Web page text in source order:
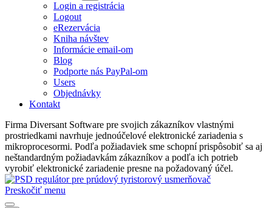
Login a registrácia
Logout
eRezervácia
Kniha návštev
Informácie email-om
Blog
Podporte nás PayPal-om
Users
Objednávky
Kontakt
Firma Diversant Software pre svojich zákazníkov vlastnými
prostriedkami navrhuje jednoúčelové elektronické zariadenia s
mikroprocesormi. Podľa požiadaviek sme schopní prispôsobiť sa aj
neštandardným požiadavkám zákazníkov a podľa ich potrieb
vyrobiť elektronické zariadenie presne na požadovaný účel.
Preskočiť menu